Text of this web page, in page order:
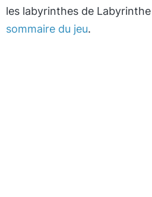
les labyrinthes de
sommaire du jeu.